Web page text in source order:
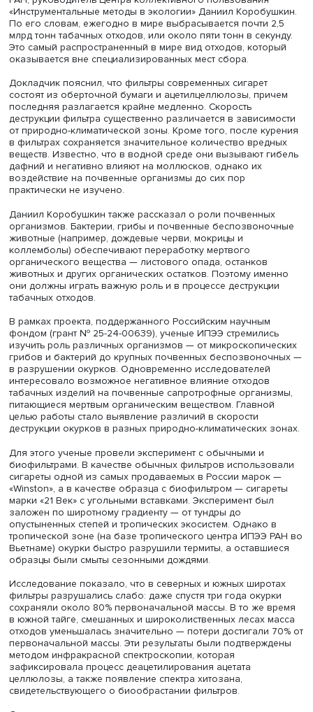
Международная лаборатория ландшафтной экологии
факультета географии и геоинформационных
ВШЭ провела семинар «Являются ли отходы табачных
изделий биоразлагаемыми? Или почему стоит бросить
курить». С докладом выступил старший научный
Института проблем экологии и эволюции им. А.Н.
РАН, руководитель Центра коллективного пользования
«Инструментальные методы в экологии» Даниил
По его словам, ежегодно в мире выбрасывается почти
млрд тонн табачных отходов, или около пяти тонн в
Это самый распространенный в мире вид отходов,
оказывается вне специализированных мест сбора.
Докладчик пояснил, что фильтры современных сигарет
состоят из оберточной бумаги и ацетилцеллюлозы,
последняя разлагается крайне медленно. Скорость
деструкции фильтра существенно различается в
от природно-климатической зоны. Кроме того, после
в фильтрах сохраняется значительное количество
веществ. Известно, что в водной среде они вызывают
дафний и негативно влияют на моллюсков, однако их
воздействие на почвенные организмы до сих пор
Даниил Коробушкин также рассказал о роли
организмов. Бактерии, грибы и почвенные
животные (например, дождевые черви, мокрицы и
коллемболы) обеспечивают переработку мертвого
органического вещества — листового опада, останков
животных и других органических остатков. Поэтому
они должны играть важную роль и в процессе
табачных отходов.
В рамках проекта, поддержанного Российским научным
фондом (грант № 25-24-00639), ученые ИПЭЭ
изучить роль различных организмов — от
грибов и бактерий до крупных почвенных
в разрушении окурков. Одновременно исследователей
интересовало возможное негативное влияние отходов
табачных изделий на почвенные сапротрофные
питающиеся мертвым органическим веществом.
целью работы стало выявление различий в скорости
деструкции окурков в разных природно-климатических
Для этого ученые провели эксперимент с обычными и
биофильтрами. В качестве обычных фильтров
сигареты одной из самых продаваемых в России
«Winston», а в качестве образца с биофильтром —
марки «21 Век» с угольными вставками. Эксперимент
заложен по широтному градиенту — от тундры до
опустыненных степей и тропических экосистем. Однако